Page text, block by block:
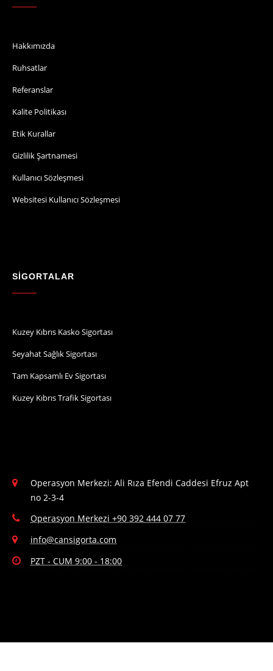
Hakkımızda
Ruhsatlar
Referanslar
Kalite Politikası
Etik Kurallar
Gizlilik Şartnamesi
Kullanıcı Sözleşmesi
Websitesi Kullanıcı Sözleşmesi
SİGORTALAR
Kuzey Kıbrıs Kasko Sigortası
Seyahat Sağlık Sigortası
Tam Kapsamlı Ev Sigortası
Kuzey Kıbrıs Trafik Sigortası
Operasyon Merkezi: Ali Rıza Efendi Caddesi Efruz Apt
no 2-3-4
Operasyon Merkezi +90 392 444 07 77
info@cansigorta.com
PZT - CUM 9:00 - 18:00